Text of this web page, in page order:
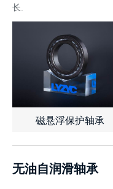
长.
磁悬浮保护轴承
查看详情 了解报价
无油自润滑轴承